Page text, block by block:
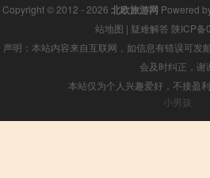
Copyright © 2012 - 2026 北欧旅游网 Powered
站地图 | 疑难解答 陕ICP备
声明：本站内容来自互联网，如信息有错误可发
会及时纠正，谢
本站仅为个人兴趣爱好，不接盈
小男孩